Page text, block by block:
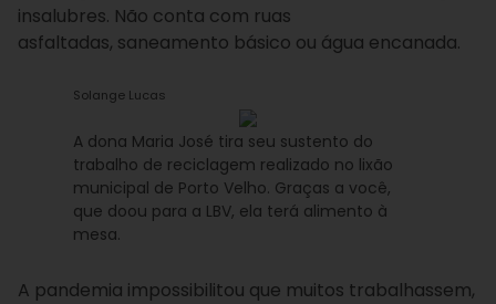
insalubres. Não conta com ruas
asfaltadas, saneamento básico ou água encanada.
Solange Lucas
A dona Maria José tira seu sustento do
trabalho de reciclagem realizado no lixão
municipal de Porto Velho. Graças a você,
que doou para a LBV, ela terá alimento à
mesa.
A pandemia impossibilitou que muitos trabalhassem,